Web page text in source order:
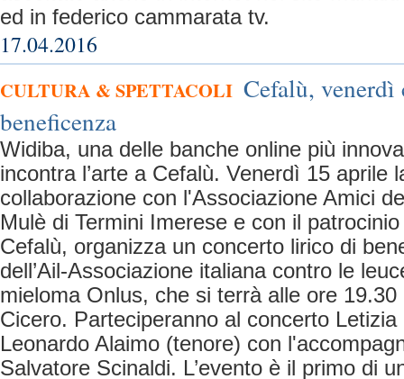
ed in federico cammarata tv.
17.04.2016
CULTURA & SPETTACOLI Cefalù,
beneficenza
Widiba, una delle banche online più
incontra l’arte a Cefalù. Venerdì 15 aprile
collaborazione con l'Associazione Amici
Mulè di Termini Imerese e con il
Cefalù, organizza un concerto lirico di
dell’Ail-Associazione italiana contro le
mieloma Onlus, che si terrà alle ore 19.30
Cicero. Parteciperanno al concerto
Leonardo Alaimo (tenore) con
Salvatore Scinaldi. L’evento è il primo di